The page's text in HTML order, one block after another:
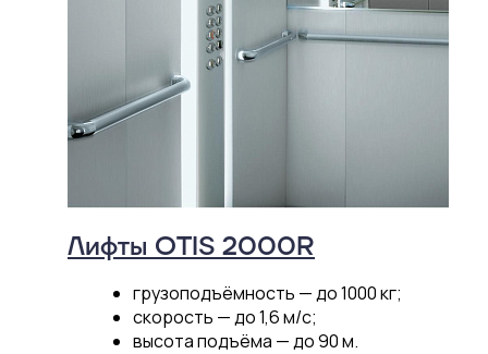
Лифты OTIS 2000R
грузоподъёмность — до 1000 кг;
скорость — до 1,6 м/c;
высота подъёма — до 90 м.